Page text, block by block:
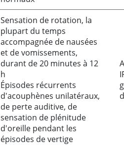
Sensation de rotation, la
plupart du temps
accompagnée de nausées
et de vomissements,
durant de 20 minutes à 12
h
Épisodes récurrents
d'acouphènes unilatéraux,
de perte auditive, de
sensation de plénitude
d'oreille pendant les
épisodes de vertige